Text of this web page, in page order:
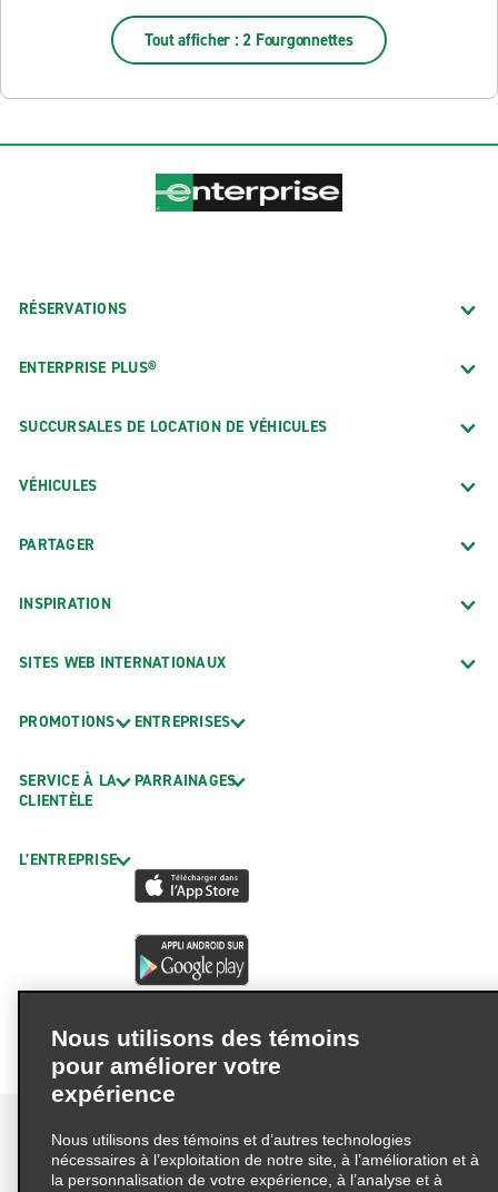
Tout afficher : 2 Fourgonnettes
RÉSERVATIONS
ENTERPRISE PLUS®
SUCCURSALES DE LOCATION DE VÉHICULES
VÉHICULES
PARTAGER
INSPIRATION
SITES WEB INTERNATIONAUX
PROMOTIONS
SERVICE À LA
CLIENTÈLE
L’ENTREPRISE
ENTREPRISES
PARRAINAGES
Nous utilisons des témoins
pour améliorer votre
expérience
Nous utilisons des témoins et d’autres technologies
nécessaires à l’exploitation de notre site, à l’amélioration et à
la personnalisation de votre expérience, à l’analyse et à